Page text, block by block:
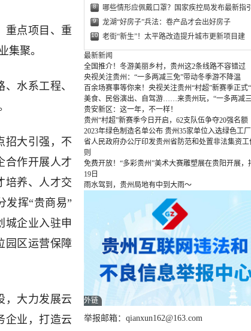
重点项目、重
集聚。
水系工程、
招大引强，不
合作开展人才
培养、人才交
发挥“贵商易”
城企业入驻申
园区运营保障
，大力发展云
企业，打造云
8 哪些情形应佩戴口罩？国家疾控局发布最新指引
9 龙湖“好房子”兵法：卷产品才会出好房子
10 老街“新生”！太平路改造提升城市更新项目建
最新新闻
全国推介！冬游美丽乡村，贵州这2条线路不容错过
央视关注贵州：“一多两减三免”带动冬季游不降温
百余场赛事等你来！央视关注贵州“村超”新赛季正式
美食、民俗演出、自驾游……来贵州玩，“一多两减三
贵安新区：这一年，不一样！
贵州“村超”新赛季今日开启，62支队伍争夺20强名额
2023年绿色制造名单公布 贵州35家单位入选绿色工厂
省人民政府办公厅印发贵州省防范和处置非法集资工
则
免费开放！“多彩贵州”美术大赛雕塑展在贵阳开展，
19日
雨水驾到，贵州局地有中到大雨～
外链
举报邮箱：qianxun162@163.com